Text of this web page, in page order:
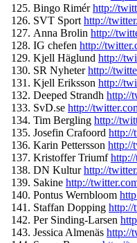
Bingo Rimérhttp://
SVT Sport http://
Anna Brolin http://
IG chefen http://
Kjell Häglund http://
SR Nyheterhttp://
Kjell Eriksson http://
Deeped Strandh http://
SvD.se http://
Tim Bergling http://
Josefin Crafoord http://
Karin Pettersson http://
Kristoffer Triumf
DN Kulturhttp://
Sakine http://
Pontus Wernbloom
Staffan Dopping http://
Per Sinding-Larsen
Jessica Almenäs http://